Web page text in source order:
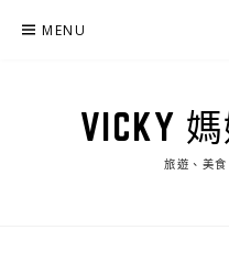
MENU
VICKY
旅遊、美